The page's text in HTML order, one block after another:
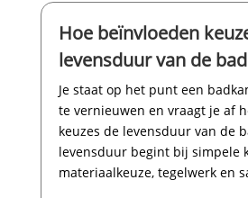
Hoe beïnvloeden
levensduur van de
Je staat op het punt een
te vernieuwen en vraagt je af
keuzes de levensduur van de
levensduur begint bij simpele
materiaalkeuze, tegelwerk en